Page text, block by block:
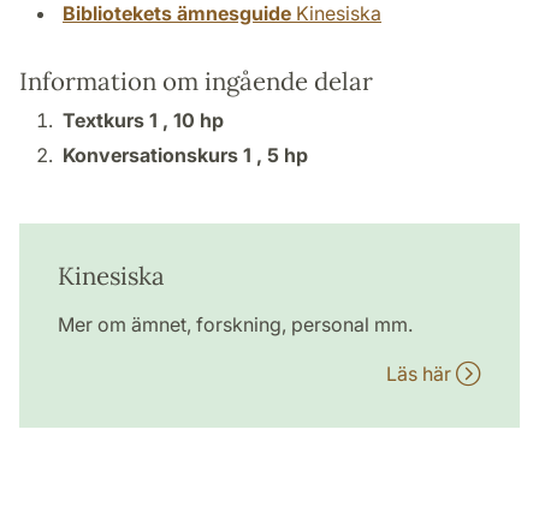
Bibliotekets ämnesguide Kinesiska
Information om ingående delar
Textkurs 1 , 10 hp
Konversationskurs 1 , 5 hp
Kinesiska
Mer om ämnet, forskning, personal mm.
Läs här